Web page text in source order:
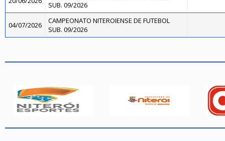
SUB. 09/2026
04/07/2026
CAMPEONATO NITEROIENSE DE FUTEBOL
SUB. 09/2026